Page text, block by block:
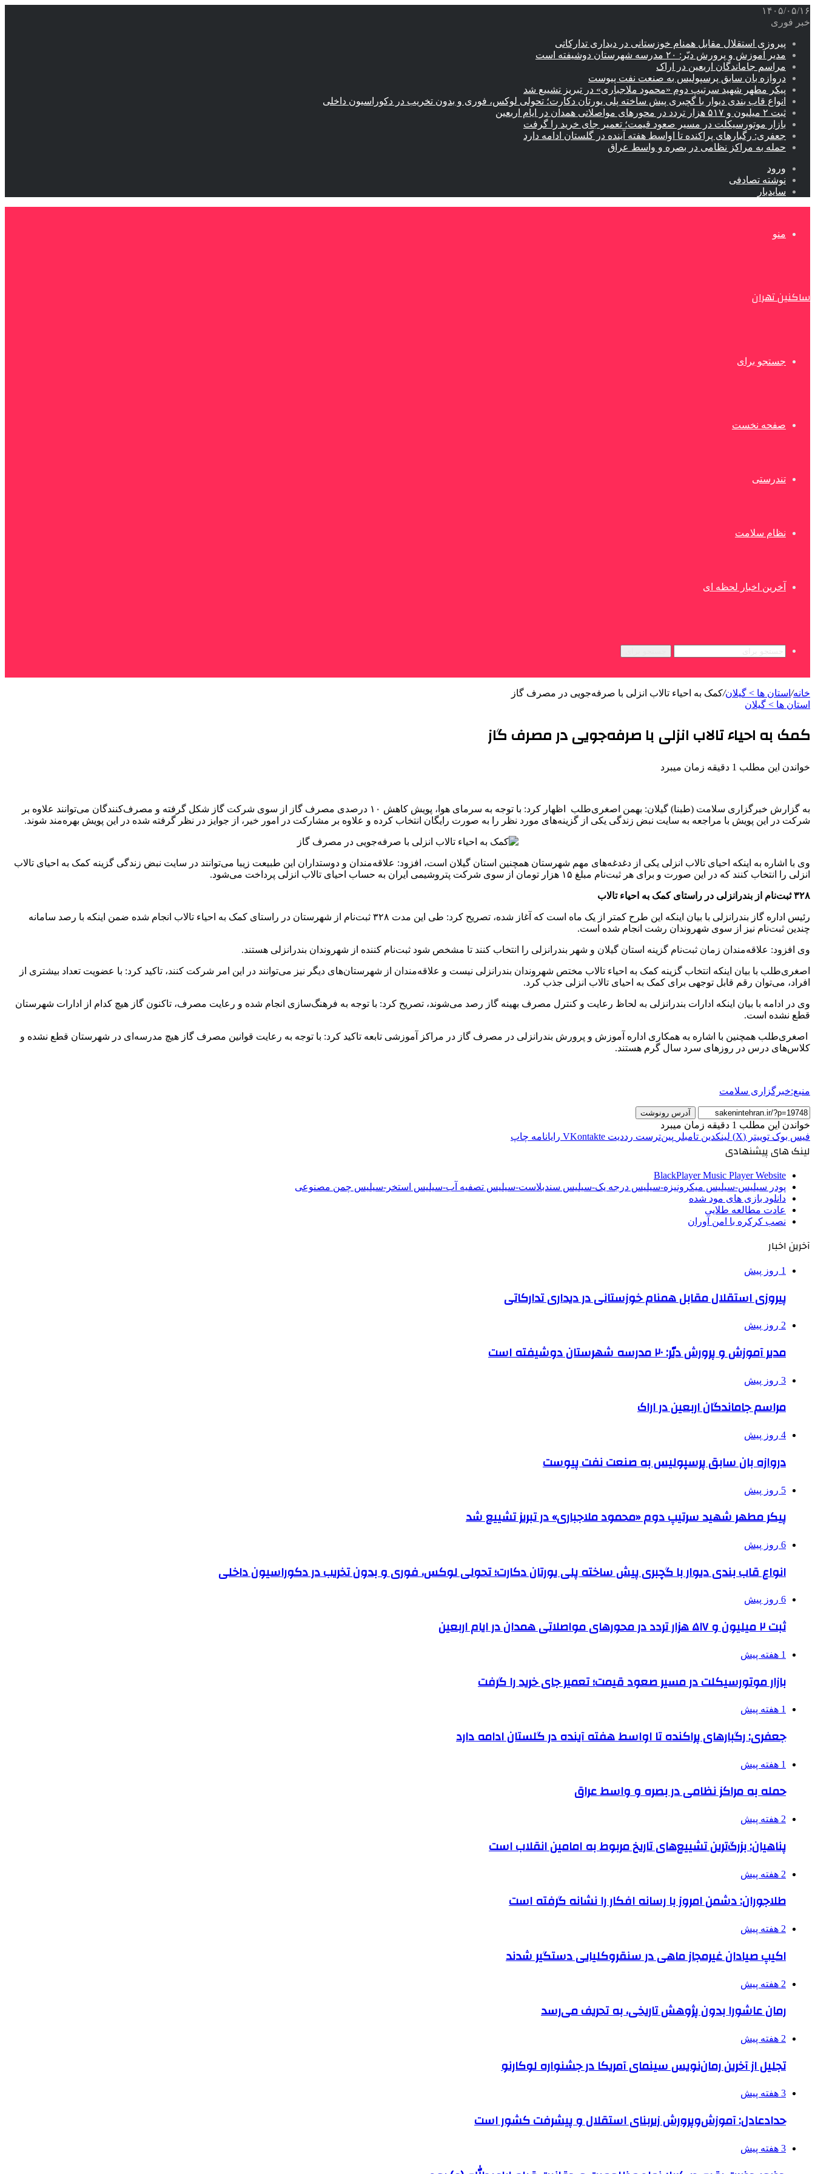
۱۴۰۵/۰۵/۱۶
خبر فوری
پیروزی استقلال مقابل همنام خوزستانی در دیداری تدارکاتی
مدیر آموزش و پرورش دیّر: ۲۰ مدرسه شهرستان دوشیفته است
مراسم جاماندگان اربعین در اراک
دروازه بان سابق پرسپولیس به صنعت نفت پیوست
پیکر مطهر شهید سرتیپ دوم «محمود ملاجباری» در تبریز تشییع شد
انواع قاب بندی دیوار با گچبری پیش ساخته پلی یورتان دکارت؛ تحولی لوکس، فوری و بدون تخریب در دکوراسیون داخلی
ثبت ۲ میلیون و ۵۱۷ هزار تردد در محورهای مواصلاتی همدان در ایام اربعین
بازار موتورسیکلت در مسیر صعود قیمت؛ تعمیر جای خرید را گرفت
جعفری: رگبارهای پراکنده تا اواسط هفته آینده در گلستان ادامه دارد
حمله به مراکز نظامی در بصره و واسط عراق
ورود
نوشته تصادفی
سایدبار
منو
ساکنین تهران
جستجو برای
صفحه نخست
تندرستی
نظام سلامت
آخرین اخبار لحظه ای
خانه/ استان ها > گیلان/کمک به احیاء تالاب انزلی با صرفه‌جویی در مصرف گاز
استان ها > گیلان
کمک به احیاء تالاب انزلی با صرفه‌جویی در مصرف گاز
خواندن این مطلب 1 دقیقه زمان میبرد
به گزارش خبرگزاری سلامت (طبنا) گیلان: بهمن اصغری‌طلب اظهار کرد: با توجه به سرمای هوا، پویش کاهش ۱۰ درصدی مصرف گاز از سوی شرکت گاز شکل گرفته و مصرف‌کنندگان می‌توانند علاوه بر
شرکت در این پویش با مراجعه به سایت نبض زندگی یکی از گزینه‌های مورد نظر را به صورت رایگان انتخاب کرده و علاوه بر مشارکت در امور خیر، از جوایز در نظر گرفته شده در این پویش بهره‌مند شوند.
وی با اشاره به اینکه احیای تالاب انزلی یکی از دغدغه‌های مهم شهرستان همچنین استان گیلان است، افزود: علاقه‌مندان و دوستداران این طبیعت زیبا می‌توانند در سایت نبض زندگی گزینه کمک به احیای تالاب
انزلی را انتخاب کنند که در این صورت و برای هر ثبت‌نام مبلغ ۱۵ هزار تومان از سوی شرکت پتروشیمی ایران به حساب احیای تالاب انزلی پرداخت می‌شود.
۳۲۸ ثبت‌نام از بندرانزلی در راستای کمک به احیاء تالاب
رئیس اداره گاز بندرانزلی با بیان اینکه این طرح کمتر از یک ماه است که آغاز شده، تصریح کرد: طی این مدت ۳۲۸ ثبت‌نام از شهرستان در راستای کمک به احیاء تالاب انجام شده ضمن اینکه با رصد سامانه
چندین ثبت‌نام نیز از سوی شهروندان رشت انجام شده است.
وی افزود: علاقه‌مندان زمان ثبت‌نام گزینه استان گیلان و شهر بندرانزلی را انتخاب کنند تا مشخص شود ثبت‌نام کننده از شهروندان بندرانزلی هستند.
اصغری‌طلب با بیان اینکه انتخاب گزینه کمک به احیاء تالاب مختص شهروندان بندرانزلی نیست و علاقه‌مندان از شهرستان‌های دیگر نیز می‌توانند در این امر شرکت‌ کنند، تاکید کرد: با عضویت تعداد بیشتری از
افراد، می‌توان رقم قابل توجهی برای کمک به احیای تالاب انزلی جذب کرد.
وی در ادامه با بیان اینکه ادارات بندرانزلی به لحاظ رعایت و کنترل مصرف بهینه گاز رصد می‌شوند، تصریح کرد: با توجه به فرهنگ‌سازی انجام شده و رعایت مصرف، تاکنون گاز هیچ کدام از ادارات شهرستان
قطع نشده است.
اصغری‌طلب همچنین با اشاره به همکاری اداره آموزش و پرورش بندرانزلی در مصرف گاز در مراکز آموزشی تابعه تاکید کرد: با توجه به رعایت قوانین مصرف گاز هیچ مدرسه‌ای در شهرستان قطع نشده و
کلاس‌های درس در روزهای سرد سال گرم هستند.
منبع:خبرگزاری سلامت
آدرس رونوشت
خواندن این مطلب 1 دقیقه زمان میبرد
فیس بوک توییتر (X) لینکدین ‫تامبلر ‫پین‌ترست ‫رددیت ‫VKontakte رایانامه چاپ
لینک های پیشنهادی
BlackPlayer Music Player Website
پودر سیلیس-سیلیس میکرونیزه-سیلیس درجه یک-سیلیس سندبلاست-سیلیس تصفیه آب-سیلیس استخر-سیلیس چمن مصنوعی
دانلود بازی های مود شده
عادت مطالعه طلایی
نصب کرکره با امن آوران
آخرین اخبار
1 روز پیش
پیروزی استقلال مقابل همنام خوزستانی در دیداری تدارکاتی
2 روز پیش
مدیر آموزش و پرورش دیّر: ۲۰ مدرسه شهرستان دوشیفته است
3 روز پیش
مراسم جاماندگان اربعین در اراک
4 روز پیش
دروازه بان سابق پرسپولیس به صنعت نفت پیوست
5 روز پیش
پیکر مطهر شهید سرتیپ دوم «محمود ملاجباری» در تبریز تشییع شد
6 روز پیش
انواع قاب بندی دیوار با گچبری پیش ساخته پلی یورتان دکارت؛ تحولی لوکس، فوری و بدون تخریب در دکوراسیون داخلی
6 روز پیش
ثبت ۲ میلیون و ۵۱۷ هزار تردد در محورهای مواصلاتی همدان در ایام اربعین
1 هفته پیش
بازار موتورسیکلت در مسیر صعود قیمت؛ تعمیر جای خرید را گرفت
1 هفته پیش
جعفری: رگبارهای پراکنده تا اواسط هفته آینده در گلستان ادامه دارد
1 هفته پیش
حمله به مراکز نظامی در بصره و واسط عراق
2 هفته پیش
پناهیان: بزرگ‌ترین تشییع‌های تاریخ مربوط به امامین انقلاب است
2 هفته پیش
طلاجوران: دشمن امروز با رسانه افکار را نشانه گرفته است
2 هفته پیش
اکیپ صیادان غیرمجاز ماهی در سنقروکلیایی دستگیر شدند
2 هفته پیش
رمان عاشورا بدون پژوهش تاریخی، به تحریف می‌رسد
2 هفته پیش
تجلیل از آخرین رمان‌نویس سینمای آمریکا در جشنواره لوکارنو
3 هفته پیش
حدادعادل: آموزش‌وپرورش زیربنای استقلال و پیشرفت کشور است
3 هفته پیش